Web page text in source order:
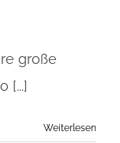
große
[...]
Weiterlesen